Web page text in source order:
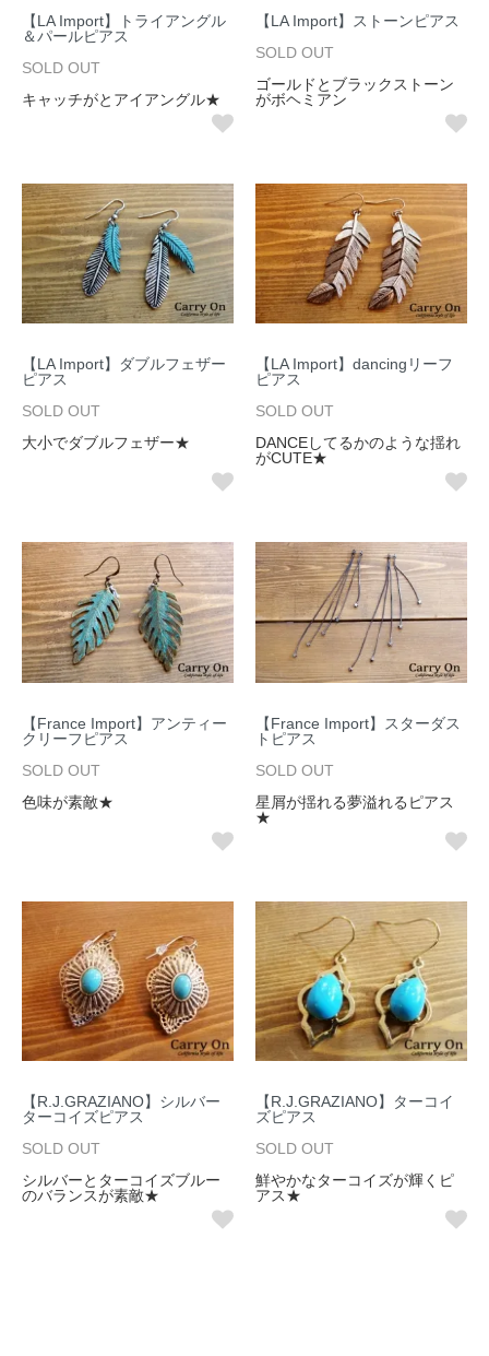
【LA Import】トライアングル
＆パールピアス
SOLD OUT
キャッチがとアイアングル★
【LA Import】ストーンピアス
SOLD OUT
ゴールドとブラックストーン
がボヘミアン
【LA Import】ダブルフェザー
ピアス
SOLD OUT
大小でダブルフェザー★
【LA Import】dancingリーフ
ピアス
SOLD OUT
DANCEしてるかのような揺れ
がCUTE★
【France Import】アンティー
クリーフピアス
SOLD OUT
色味が素敵★
【France Import】スターダス
トピアス
SOLD OUT
星屑が揺れる夢溢れるピアス
★
【R.J.GRAZIANO】シルバー
ターコイズピアス
SOLD OUT
シルバーとターコイズブルー
のバランスが素敵★
【R.J.GRAZIANO】ターコイ
ズピアス
SOLD OUT
鮮やかなターコイズが輝くピ
アス★